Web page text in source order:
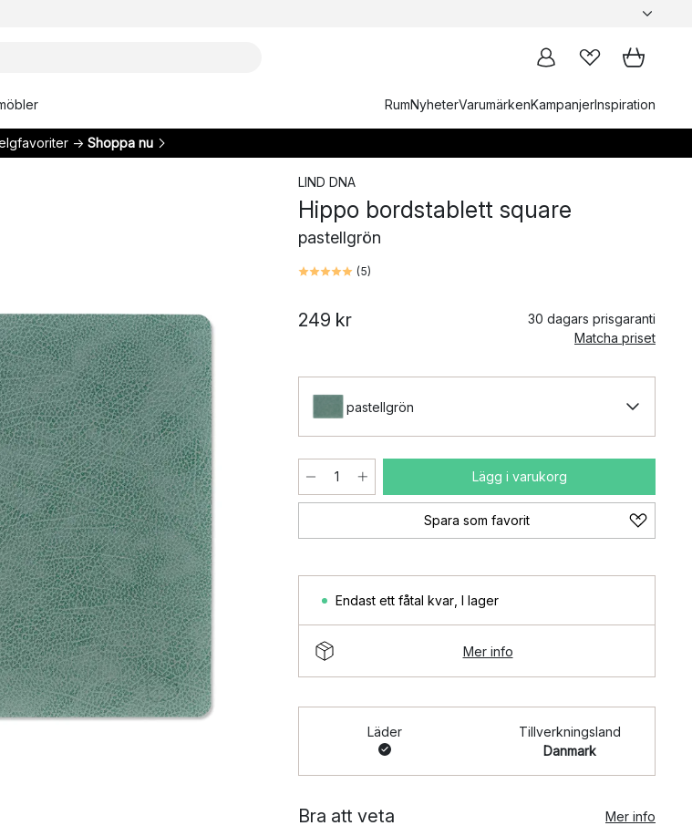
RumNyheterVarumärkenKampanjerInspiration
→ Shoppa nu
LIND DNA
Hippo bordstablett square
pastellgrön
(5)
249 kr
30 dagars prisgaranti
Matcha priset
pastellgrön
Lägg i varukorg
Spara som favorit
Endast ett fåtal kvar I lager
Mer info
Läder
Tillverkningsland
Danmark
Bra att veta Mer info